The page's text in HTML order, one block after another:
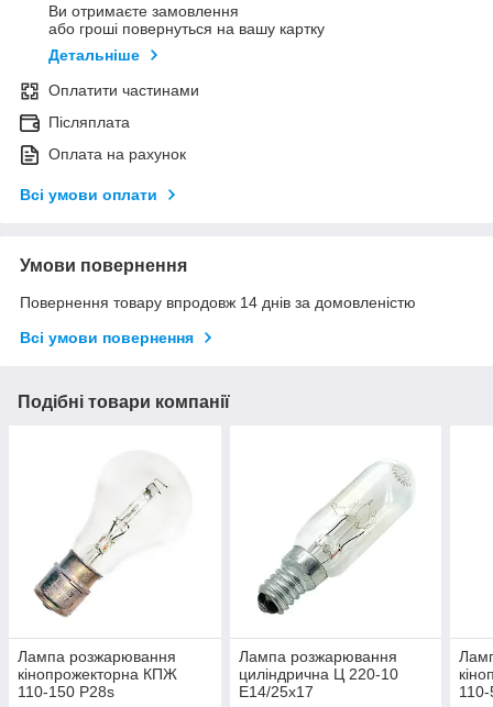
Ви отримаєте замовлення
або гроші повернуться на вашу картку
Детальніше
Оплатити частинами
Післяплата
Оплата на рахунок
Всі умови оплати
Умови повернення
Повернення товару впродовж 14 днів за домовленістю
Всі умови повернення
Подібні товари компанії
Лампа розжарювання
кінопрожекторна КПЖ
110-150 P28s
Лампа розжарювання
циліндрична Ц 220-10
Е14/25x17